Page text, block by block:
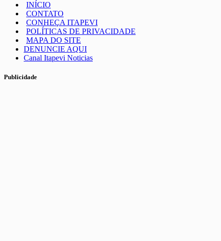
INÍCIO
CONTATO
CONHEÇA ITAPEVI
POLÍTICAS DE PRIVACIDADE
MAPA DO SITE
DENUNCIE AQUI
Canal Itapevi Noticias
Publicidade